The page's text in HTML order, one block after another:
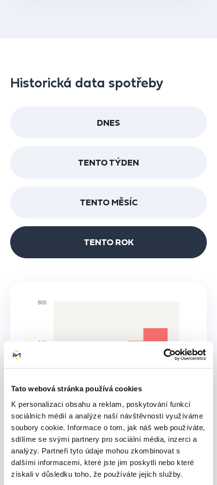
Tato webová stránka používá cookies
K personalizaci obsahu a reklam, poskytování funkcí
sociálních médií a analýze naší návštěvnosti využíváme
soubory cookie. Informace o tom, jak náš web používáte,
sdílíme se svými partnery pro sociální média, inzerci a
analýzy. Partneři tyto údaje mohou zkombinovat s
dalšími informacemi, které jste jim poskytli nebo které
získali v důsledku toho, že používáte jejich služby.
Historická data spotřeby
DNES
TENTO TÝDEN
TENTO MĚSÍC
TENTO ROK
0
600
800
Led 26Úno 26Bře 26Dub 26Kvě 26Čvn 26Čvc 26Srp 26